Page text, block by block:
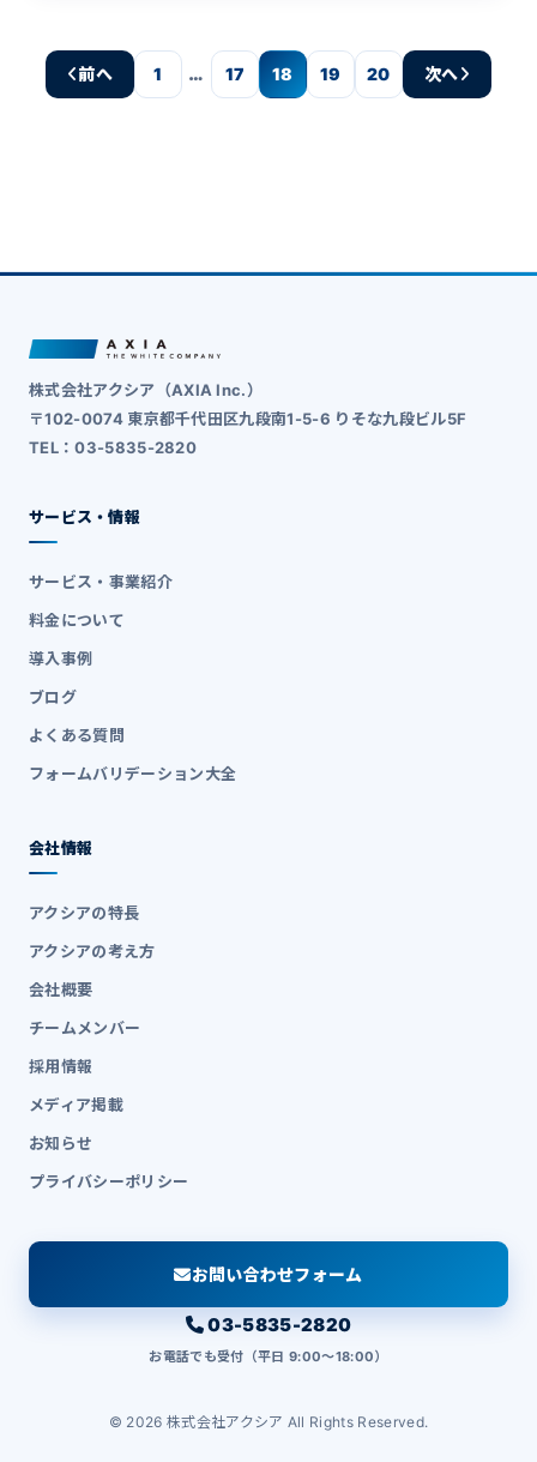
前へ 1 … 17 18 19 20 次へ
株式会社アクシア（AXIA Inc.）
〒102-0074 東京都千代田区九段南1-5-6 りそな九段ビル5F
TEL：03-5835-2820
サービス・情報
サービス・事業紹介
料金について
導入事例
ブログ
よくある質問
フォームバリデーション大全
会社情報
アクシアの特長
アクシアの考え方
会社概要
チームメンバー
採用情報
メディア掲載
お知らせ
プライバシーポリシー
お問い合わせフォーム
03-5835-2820
お電話でも受付（平日 9:00〜18:00）
© 2026 株式会社アクシア All Rights Reserved.